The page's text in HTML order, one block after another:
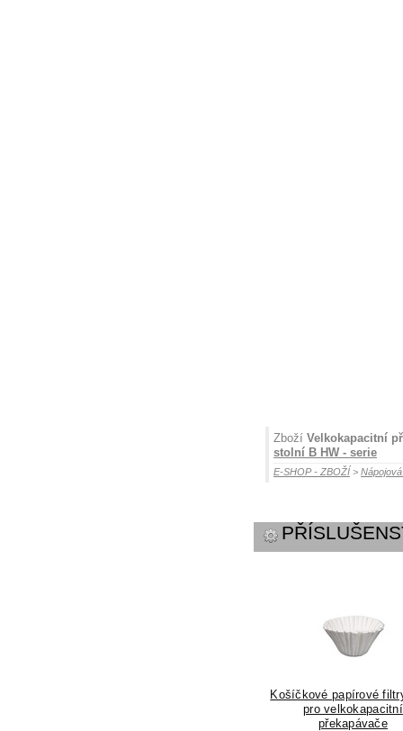
Zboží Velkokapacitní
stolní B HW - serie
E-SHOP - ZBOŽÍ >
Košíčkové papírové
pro velkokapacitní
překapávače